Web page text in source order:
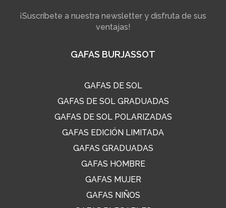
¡Suscríbete a nuestra newsletter y disfruta de sus
ventajas!
GAFAS BURJASSOT
GAFAS DE SOL
GAFAS DE SOL GRADUADAS
GAFAS DE SOL POLARIZADAS
GAFAS EDICIÓN LIMITADA
GAFAS GRADUADAS
GAFAS HOMBRE
GAFAS MUJER
GAFAS NIÑOS